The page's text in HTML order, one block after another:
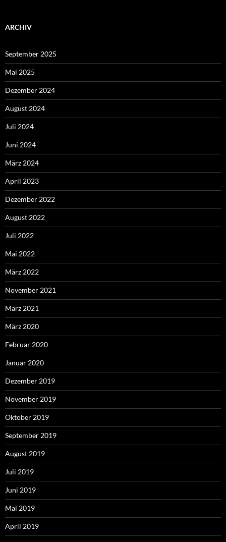
ARCHIV
September 2025
Mai 2025
Dezember 2024
August 2024
Juli 2024
Juni 2024
März 2024
April 2023
Dezember 2022
August 2022
Juli 2022
Mai 2022
März 2022
November 2021
März 2021
März 2020
Februar 2020
Januar 2020
Dezember 2019
November 2019
Oktober 2019
September 2019
August 2019
Juli 2019
Juni 2019
Mai 2019
April 2019